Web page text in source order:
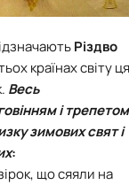
Різдво
країнах світу ця
Весь
і трепетом
зимових свят і
:
що сяяли на